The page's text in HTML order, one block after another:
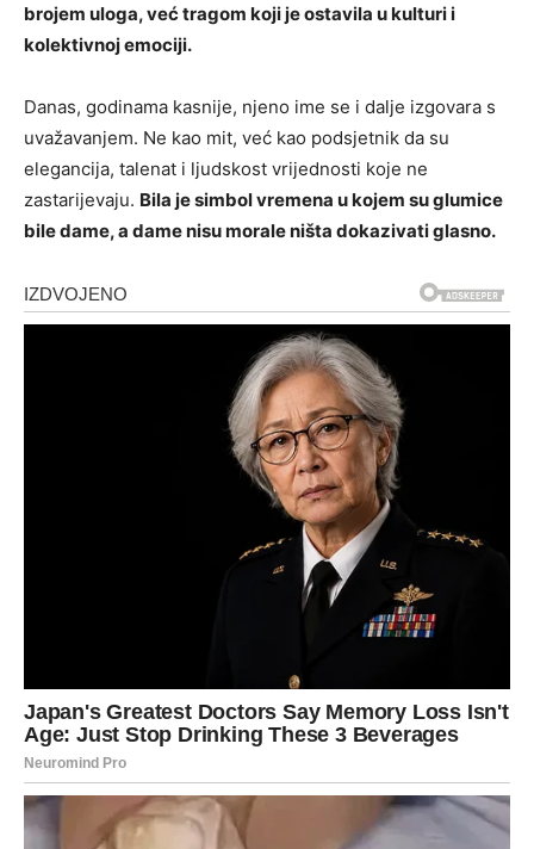
brojem uloga, već tragom koji je ostavila u kulturi i
kolektivnoj emociji.
Danas, godinama kasnije, njeno ime se i dalje izgovara s
uvažavanjem. Ne kao mit, već kao podsjetnik da su
elegancija, talenat i ljudskost vrijednosti koje ne
zastarijevaju. Bila je simbol vremena u kojem su glumice
bile dame, a dame nisu morale ništa dokazivati glasno.